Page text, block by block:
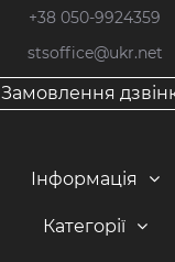
+38 050-9924359
stsoffice@ukr.net
Замовлення
Інформація
Категорії